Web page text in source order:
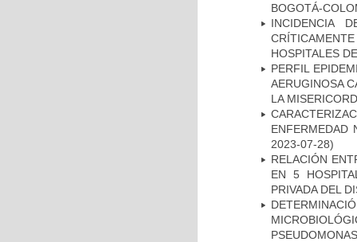
BOGOTÁ-
INCIDENCIA
HOSPITALES
PERFIL
AERUGINOSA
LA
ENFERMEDAD
2023-07-28)
RELACIÓN
EN 5
PRIVADA DEL